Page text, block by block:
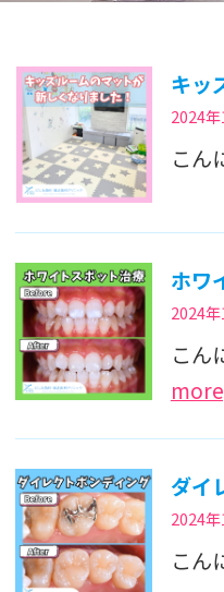
2024
こん
ホワ
2024
こん
ダイ
2024
こん